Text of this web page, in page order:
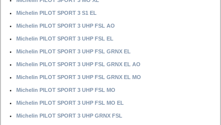
Michelin PILOT SPORT 3 S1 EL
Michelin PILOT SPORT 3 UHP FSL AO
Michelin PILOT SPORT 3 UHP FSL EL
Michelin PILOT SPORT 3 UHP FSL GRNX EL
Michelin PILOT SPORT 3 UHP FSL GRNX EL AO
Michelin PILOT SPORT 3 UHP FSL GRNX EL MO
Michelin PILOT SPORT 3 UHP FSL MO
Michelin PILOT SPORT 3 UHP FSL MO EL
Michelin PILOT SPORT 3 UHP GRNX FSL